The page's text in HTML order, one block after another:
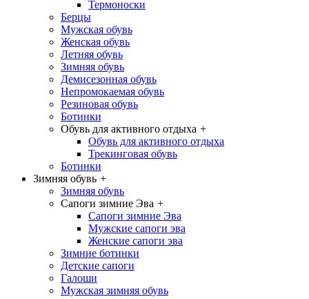
Термоноски
Берцы
Мужская обувь
Женская обувь
Летняя обувь
Зимняя обувь
Демисезонная обувь
Непромокаемая обувь
Резиновая обувь
Ботинки
Обувь для активного отдыха +
Обувь для активного отдыха
Трекинговая обувь
Ботинки
Зимняя обувь +
Зимняя обувь
Сапоги зимние Эва +
Сапоги зимние Эва
Мужские сапоги эва
Женские сапоги эва
Зимние ботинки
Детские сапоги
Галоши
Мужская зимняя обувь